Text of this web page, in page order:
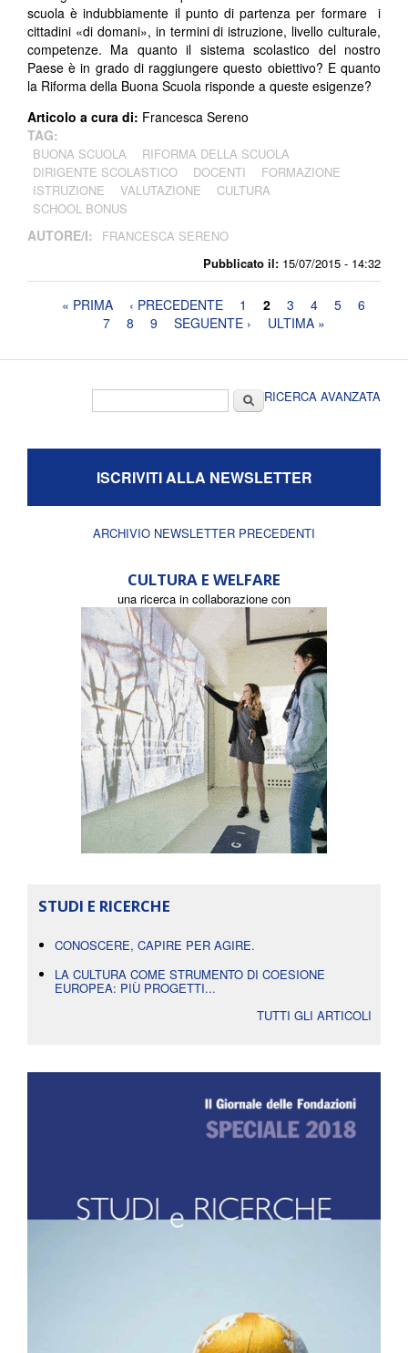
Pubblicato il: 15/07/2015 - 14:32
scuola è indubbiamente il punto di partenza per formare i
cittadini «di domani», in termini di istruzione, livello culturale,
competenze. Ma quanto il sistema scolastico del nostro
Paese è in grado di raggiungere questo obiettivo? E quanto
la Riforma della Buona Scuola risponde a queste esigenze?
Articolo a cura di: Francesca Sereno
TAG:
BUONA SCUOLA
RIFORMA DELLA SCUOLA
DIRIGENTE SCOLASTICO
DOCENTI
FORMAZIONE
ISTRUZIONE
VALUTAZIONE
CULTURA
SCHOOL BONUS
AUTORE/I: FRANCESCA SERENO
Pagine« PRIMA ‹ PRECEDENTE 1 2 3 4 5
6
7
8 9 SEGUENTE › ULTIMA »
CercaRICERCA AVANZATA
ISCRIVITI ALLA NEWSLETTER
ARCHIVIO NEWSLETTER PRECEDENTI
CULTURA E WELFARE
una ricerca in collaborazione con
STUDI E RICERCHE
CONOSCERE, CAPIRE PER AGIRE.
LA CULTURA COME STRUMENTO DI COESIONE
EUROPEA: PIÙ PROGETTI...
TUTTI GLI ARTICOLI